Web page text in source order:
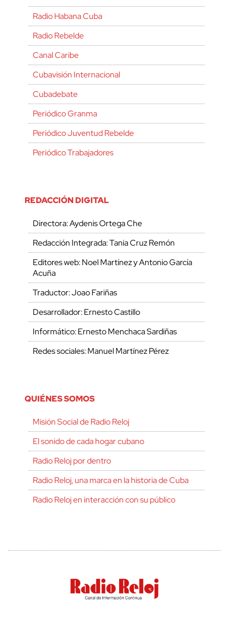
Radio Habana Cuba
Radio Rebelde
Canal Caribe
Cubavisión Internacional
Cubadebate
Periódico Granma
Periódico Juventud Rebelde
Periódico Trabajadores
REDACCIÓN DIGITAL
Directora: Aydenis Ortega Che
Redacción Integrada: Tania Cruz Remón
Editores web: Noel Martínez y Antonio García
Acuña
Traductor: Joao Fariñas
Desarrollador: Ernesto Castillo
Informático: Ernesto Menchaca Sardiñas
Redes sociales: Manuel Martínez Pérez
QUIÉNES SOMOS
Misión Social de Radio Reloj
El sonido de cada hogar cubano
Radio Reloj por dentro
Radio Reloj, una marca en la historia de Cuba
Radio Reloj en interacción con su público